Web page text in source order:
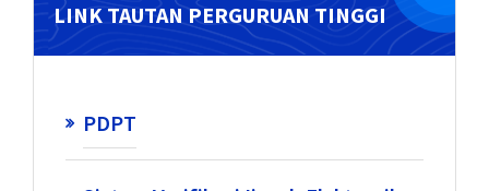
LINK TAUTAN PERGURUAN TINGGI
PDPT